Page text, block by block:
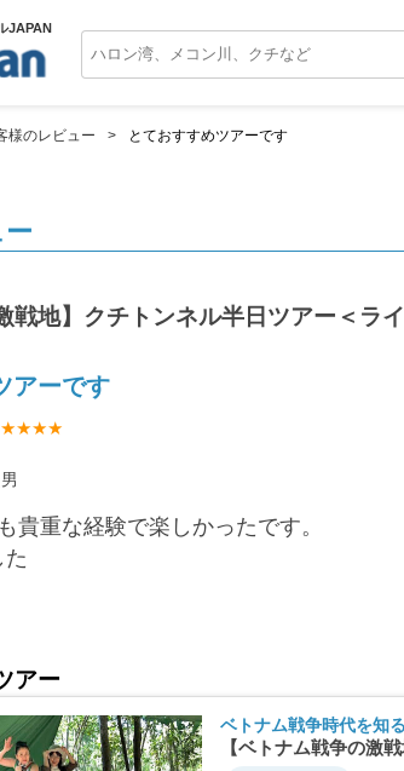
JAPAN
様のレビュー とておすすめツアーです
戦地】クチトンネル半日ツアー＜ラ
アーです
貴重な経験で楽しかったです。
アー
ベトナム戦争時代を知
【ベトナム戦争の激